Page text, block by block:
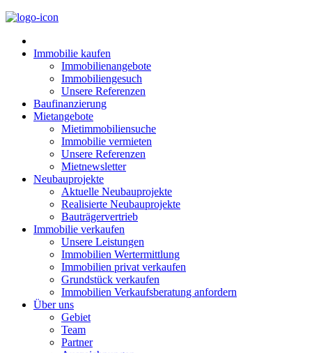
Immobilie kaufen
Immobilienangebote
Immobiliengesuch
Unsere Referenzen
Baufinanzierung
Mietangebote
Mietimmobiliensuche
Immobilie vermieten
Unsere Referenzen
Mietnewsletter
Neubauprojekte
Aktuelle Neubauprojekte
Realisierte Neubauprojekte
Bauträgervertrieb
Immobilie verkaufen
Unsere Leistungen
Immobilien Wertermittlung
Immobilien privat verkaufen
Grundstück verkaufen
Immobilien Verkaufsberatung anfordern
Über uns
Gebiet
Team
Partner